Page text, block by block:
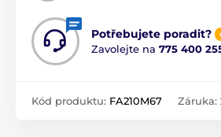
Potřebujete poradit?
Zavolejte na 775 400
Kód produktu: FA210M67 Záruka: